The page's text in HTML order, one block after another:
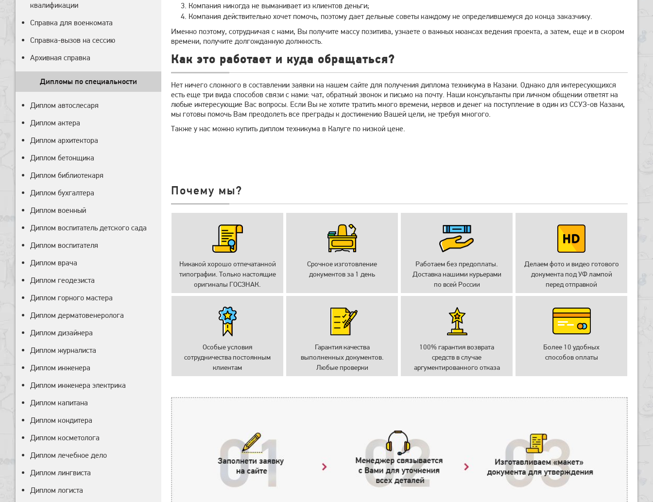
Компания никогда не выманивает из клиентов деньги;
Компания действительно хочет помочь, поэтому дает дельные советы каждому не определившемуся до конца заказчику.
Именно поэтому, сотрудничая с нами, Вы получите массу позитива, узнаете о важных нюансах ведения проекта, а затем, еще и в скором
времени, получите долгожданную должность.
Как это работает и куда обращаться?
Нет ничего сложного в составлении заявки на нашем сайте для получения диплома техникума в Казани. Однако для интересующихся
есть еще три вида способов связи с нами: чат, обратный звонок и письмо на почту. Наши консультанты при личном общении ответят на
любые интересующие Вас вопросы. Если Вы не хотите тратить много времени, нервов и денег на поступление в один из ССУЗ-ов Казани,
мы готовы помочь Вам преодолеть все преграды к достижению Вашей цели, не требуя многого.
Также у нас можно купить диплом техникума в Калуге по низкой цене.
Почему мы?
Никакой хорошо отпечатанной
типографии. Только настоящие
оригиналы ГОСЗНАК.
Срочное изготовление
документов за 1 день
Работаем без предоплаты.
Доставка нашими курьерами
по всей России
Делаем фото и видео готового
документа под УФ лампой
перед отправкой
Особые условия
сотрудничества постоянным
клиентам
Гарантия качества
выполненных документов.
Любые проверки
100% гарантия возврата
средств в случае
аргументированного отказа
Более 10 удобных
способов оплаты
квалификации
Справка для военкомата
Справка-вызов на сессию
Архивная справка
Дипломы по специальности
Диплом автослесаря
Диплом актера
Диплом архитектора
Диплом бетонщика
Диплом библиотекаря
Диплом бухгалтера
Диплом военный
Диплом воспитатель детского сада
Диплом воспитателя
Диплом врача
Диплом геодезиста
Диплом горного мастера
Диплом дерматовенеролога
Диплом дизайнера
Диплом журналиста
Диплом инженера
Диплом инженера электрика
Диплом капитана
Диплом кондитера
Диплом косметолога
Диплом лечебное дело
Диплом лингвиста
Диплом логиста